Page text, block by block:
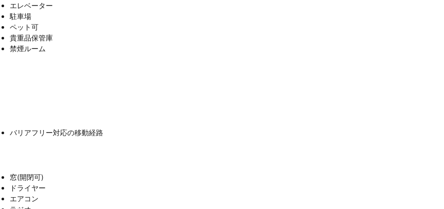
エレベーター
駐車場
ペット可
貴重品保管庫
禁煙ルーム
バリアフリー対応の移動経路
窓(開閉可)
ドライヤー
エアコン